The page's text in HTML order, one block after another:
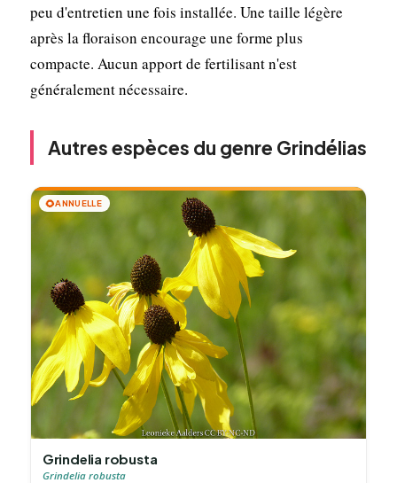
peu d'entretien une fois installée. Une taille légère
après la floraison encourage une forme plus
compacte. Aucun apport de fertilisant n'est
généralement nécessaire.
Autres espèces du genre Grindélias
🌻ANNUELLE
Grindelia robusta
Grindelia robusta